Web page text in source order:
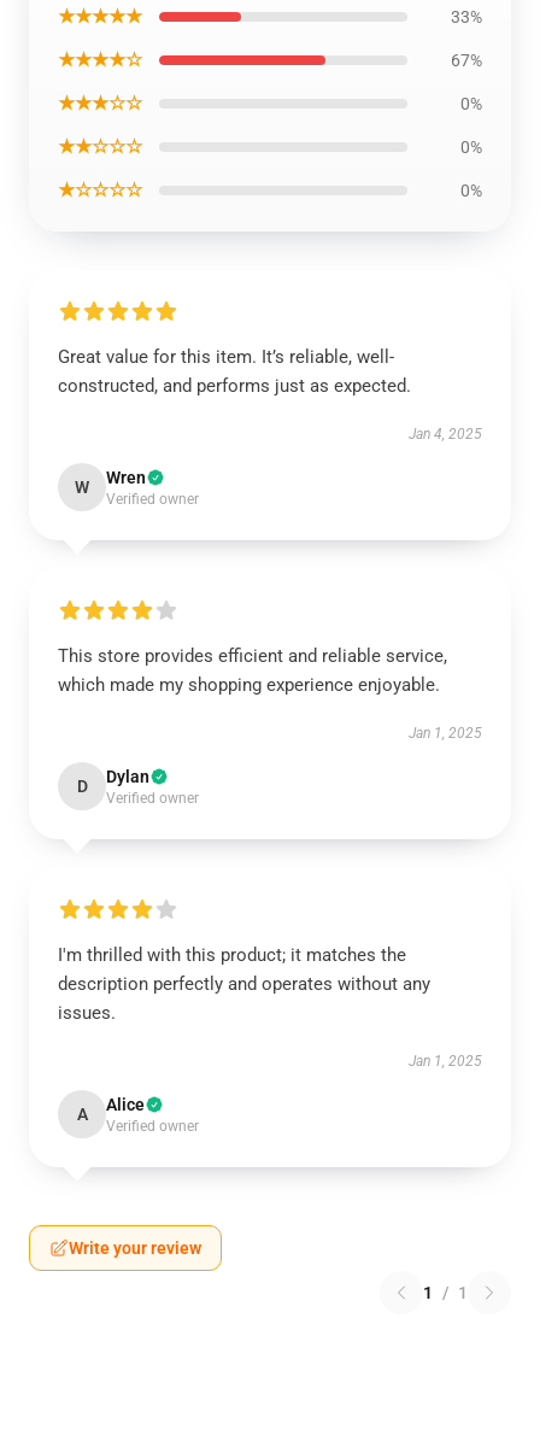
★★★★★ 33%
★★★★☆ 67%
★★★☆☆ 0%
★★☆☆☆ 0%
★☆☆☆☆ 0%
Great value for this item. It’s reliable, well-
constructed, and performs just as expected.
Jan 4, 2025
W Wren
Verified owner
This store provides efficient and reliable service,
which made my shopping experience enjoyable.
Jan 1, 2025
D Dylan
Verified owner
I'm thrilled with this product; it matches the
description perfectly and operates without any
issues.
Jan 1, 2025
A Alice
Verified owner
Write your review
1 / 1